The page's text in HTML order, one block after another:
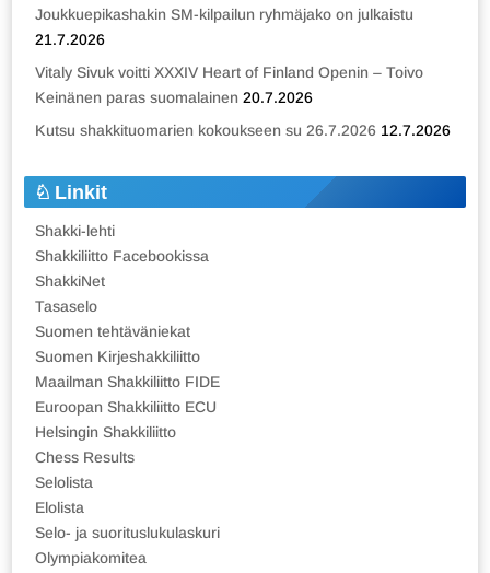
Joukkuepikashakin SM-kilpailun ryhmäjako on julkaistu
21.7.2026
Vitaly Sivuk voitti XXXIV Heart of Finland Openin – Toivo
Keinänen paras suomalainen 20.7.2026
Kutsu shakkituomarien kokoukseen su 26.7.2026 12.7.2026
Linkit
Shakki-lehti
Shakkiliitto Facebookissa
ShakkiNet
Tasaselo
Suomen tehtäväniekat
Suomen Kirjeshakkiliitto
Maailman Shakkiliitto FIDE
Euroopan Shakkiliitto ECU
Helsingin Shakkiliitto
Chess Results
Selolista
Elolista
Selo- ja suorituslukulaskuri
Olympiakomitea